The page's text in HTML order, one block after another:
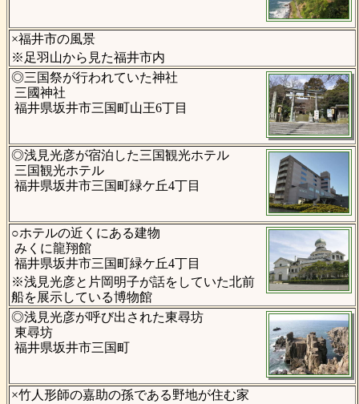
×福井市の風景
※足羽山から見た福井市内
◎三国祭が行われていた神社
三國神社
福井県坂井市三国町山王6丁目
◎浅見光彦が宿泊した三国観光ホテル
三国観光ホテル
福井県坂井市三国町緑ケ丘4丁目
○ホテルの近くにある建物
みくに龍翔館
福井県坂井市三国町緑ケ丘4丁目
※浅見光彦と片岡明子が話をしていた北前
船を展示している博物館
◎浅見光彦が呼び出された東尋坊
東尋坊
福井県坂井市三国町
×竹人形師の嘉助の孫である野地が住む家